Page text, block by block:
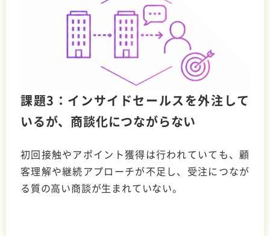
課題3：インサイドセールスを外注して
いるが、商談化につながらない
初回接触やアポイント獲得は行われていても、顧
客理解や継続アプローチが不足し、受注につなが
る質の高い商談が生まれていない。